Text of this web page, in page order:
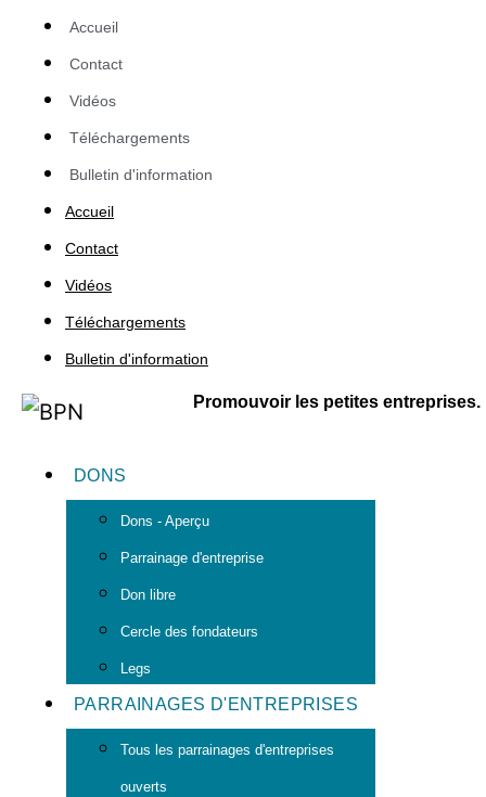
Accueil
Contact
Vidéos
Téléchargements
Bulletin d'information
Accueil
Contact
Vidéos
Téléchargements
Bulletin d'information
Promouvoir les petites entreprises.
DONS
Dons - Aperçu
Parrainage d'entreprise
Don libre
Cercle des fondateurs
Legs
PARRAINAGES D'ENTREPRISES
Tous les parrainages d'entreprises
ouverts